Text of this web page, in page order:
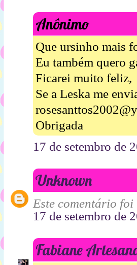
Anônimo
Que ursinho mais
Eu também quero
Ficarei muito feliz,
Se a Leska me
Obrigada
17 de setembro de
Unknown
Este comentário
17 de setembro de
Fabiane